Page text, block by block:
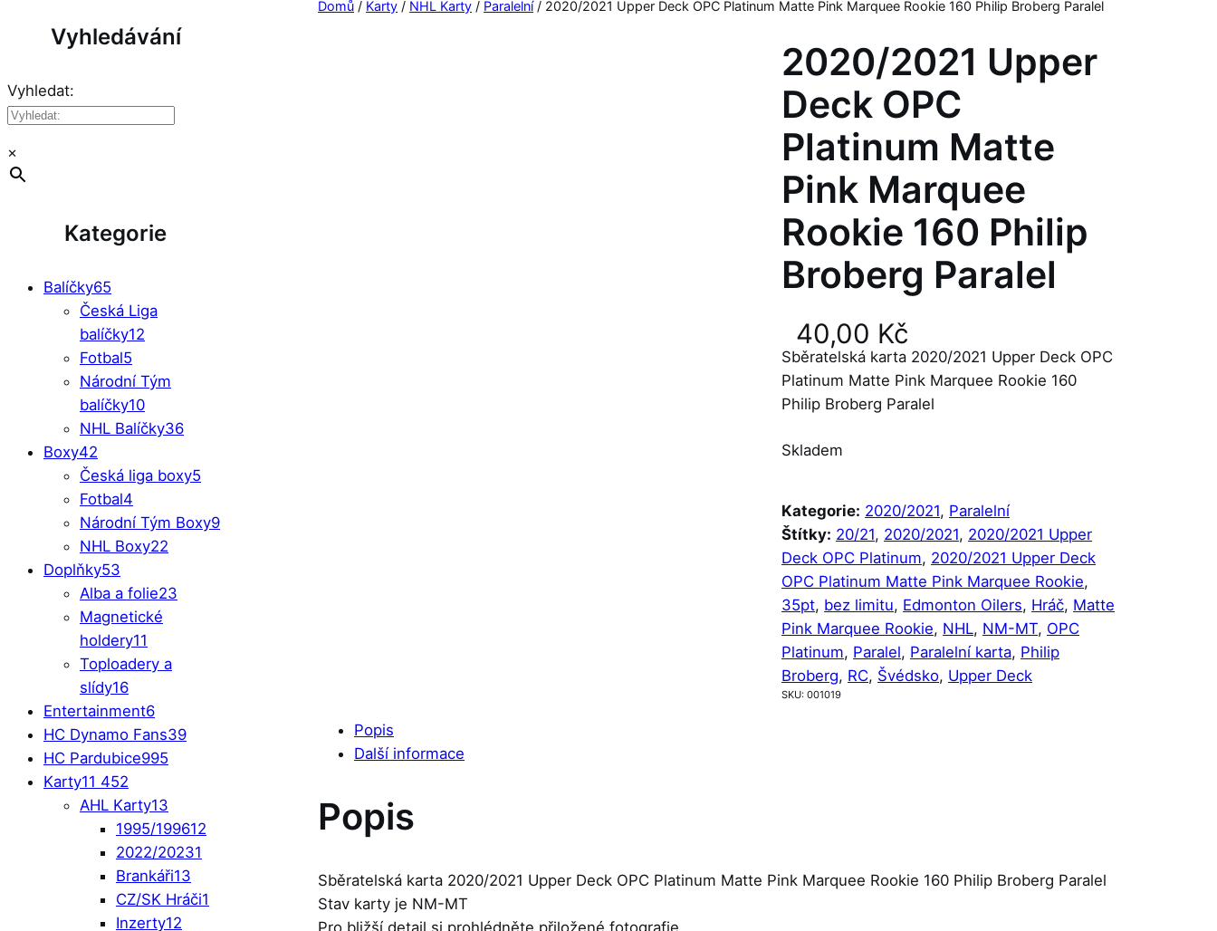
Vyhledávání
Vyhledat:
×
Kategorie
Balíčky65
Česká Liga
balíčky12
Fotbal5
Národní Tým
balíčky10
NHL Balíčky36
Boxy42
Česká liga boxy5
Fotbal4
Národní Tým Boxy9
NHL Boxy22
Doplňky53
Alba a folie23
Magnetické
holdery11
Toploadery a
slídy16
Entertainment6
HC Dynamo Fans39
HC Pardubice995
Karty11 452
AHL Karty13
1995/199612
2022/20231
Brankáři13
CZ/SK Hráči1
Inzerty12
Domů / Karty / NHL Karty / Paralelní/ 2020/2021 Upper Deck OPC Platinum Matte Pink Marquee Rookie 160 Philip Broberg Paralel
2020/2021 Upper
Deck OPC
Platinum Matte
Pink Marquee
Rookie 160 Philip
Broberg Paralel
40,00 Kč
Sběratelská karta 2020/2021 Upper Deck OPC
Platinum Matte Pink Marquee Rookie 160
Philip Broberg Paralel
Skladem
Kategorie: 2020/2021, Paralelní
Štítky: 20/21, 2020/2021, 2020/2021 Upper
Deck OPC Platinum, 2020/2021 Upper Deck
OPC Platinum Matte Pink Marquee Rookie
35pt, bez limitu, Edmonton Oilers, Hráč, Matte
Pink Marquee Rookie, NHL, NM-MT, OPC
Platinum, Paralel, Paralelní karta, Philip
Broberg, RC, Švédsko, Upper Deck
SKU: 001019
Popis
Další informace
Popis
Sběratelská karta 2020/2021 Upper Deck OPC Platinum Matte Pink Marquee Rookie 160 Philip Broberg Paralel
Stav karty je NM-MT